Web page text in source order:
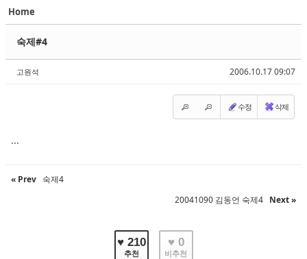
Home
2006.10.17 09:07
숙제#4
고원석
수정 삭제
...
« Prev 숙제4
20041090 김동언 숙제4 Next »
♥ 210
추천
♥ 0
비추천
Sketchbook5, 스케치북5
Sketchbook5, 스케치북5
Sketchbook5, 스케치북5
Sketchbook5, 스케치북5